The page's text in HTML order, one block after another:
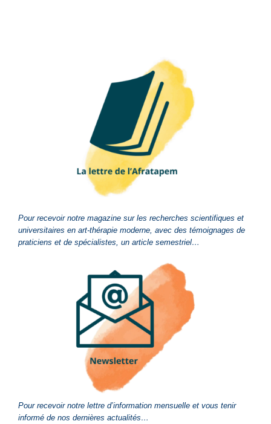
Pour recevoir notre magazine sur les recherches scientifiques et
universitaires en art-thérapie moderne, avec des témoignages de
praticiens et de spécialistes, un article semestriel…
Pour recevoir notre lettre d’information mensuelle et vous tenir
informé de nos dernières actualités…